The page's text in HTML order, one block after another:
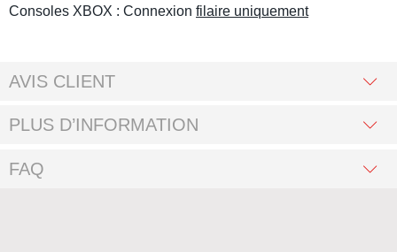
Consoles XBOX : Connexion filaire uniquement
AVIS CLIENT
PLUS D’INFORMATION
FAQ